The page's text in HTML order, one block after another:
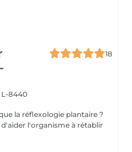
18
8440
l'organisme à rétablir